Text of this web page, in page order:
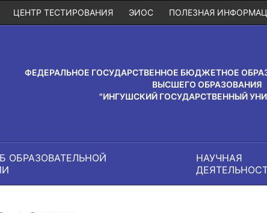
ПОЛЕЗНАЯ
ЭИОС
ЦЕНТР ТЕСТИРОВАНИЯ
ФЕДЕРАЛЬНОЕ ГОСУДАРСТВЕННОЕ БЮДЖЕТНОЕ
ВЫСШЕГО ОБРАЗОВАНИЯ
"ИНГУШСКИЙ ГОСУДАРСТВЕННЫЙ
ОБРАЗОВАТЕЛЬНОЙ
НАУЧНАЯ